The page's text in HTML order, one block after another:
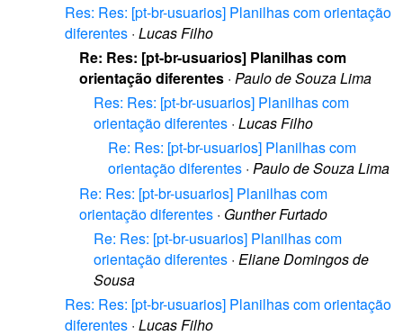
Res: Res: [pt-br-usuarios] Planilhas com orientação
diferentes · Lucas Filho
Re: Res: [pt-br-usuarios] Planilhas com
orientação diferentes · Paulo de Souza Lima
Res: Res: [pt-br-usuarios] Planilhas com
orientação diferentes · Lucas Filho
Re: Res: [pt-br-usuarios] Planilhas com
orientação diferentes · Paulo de Souza Lima
Re: Res: [pt-br-usuarios] Planilhas com
orientação diferentes · Gunther Furtado
Re: Res: [pt-br-usuarios] Planilhas com
orientação diferentes · Eliane Domingos de
Sousa
Res: Res: [pt-br-usuarios] Planilhas com orientação
diferentes · Lucas Filho